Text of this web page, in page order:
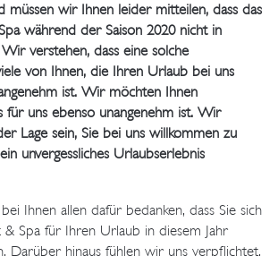
müssen wir Ihnen leider mitteilen, dass das
während der Saison 2020 nicht in
verstehen, dass eine solche
von Ihnen, die Ihren Urlaub bei uns
ist. Wir möchten Ihnen
für uns ebenso unangenehm ist. Wir
Lage sein, Sie bei uns willkommen zu
unvergessliches Urlaubserlebnis
Ihnen allen dafür bedanken, dass Sie sich
& Spa für Ihren Urlaub in diesem Jahr
Darüber hinaus fühlen wir uns verpflichtet,